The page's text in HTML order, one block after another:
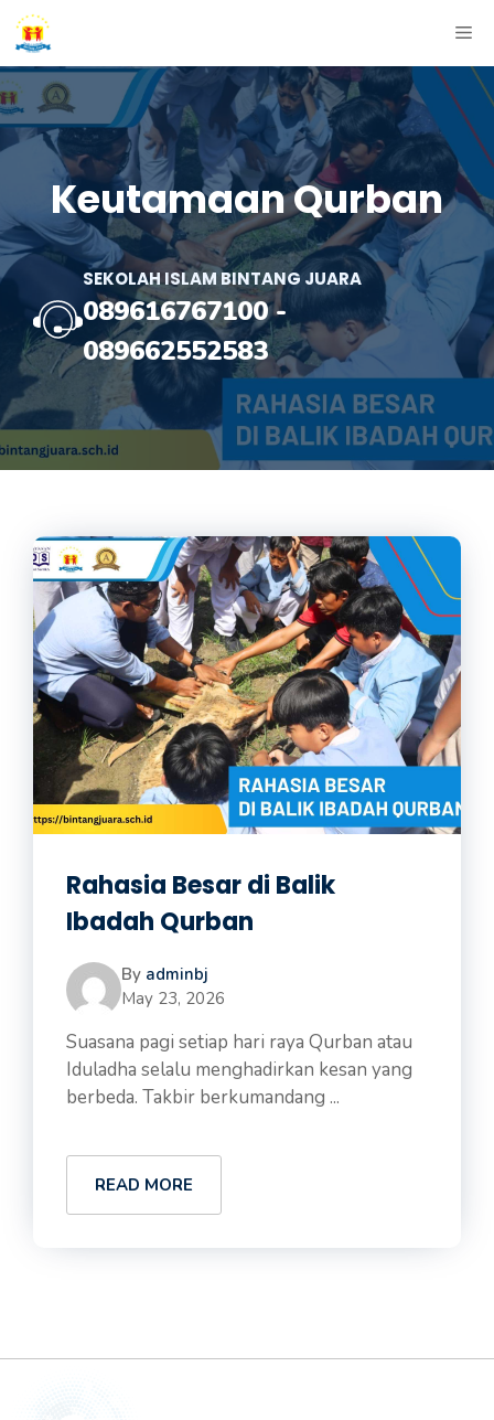
Skip
to
content
Keutamaan Qurban
SEKOLAH ISLAM BINTANG JUARA
089616767100-
089662552583
Rahasia Besar di Balik
Ibadah Qurban
By adminbj
May 23, 2026
Suasana pagi setiap hari raya Qurban atau
Iduladha selalu menghadirkan kesan yang
berbeda. Takbir berkumandang ...
READ MORE